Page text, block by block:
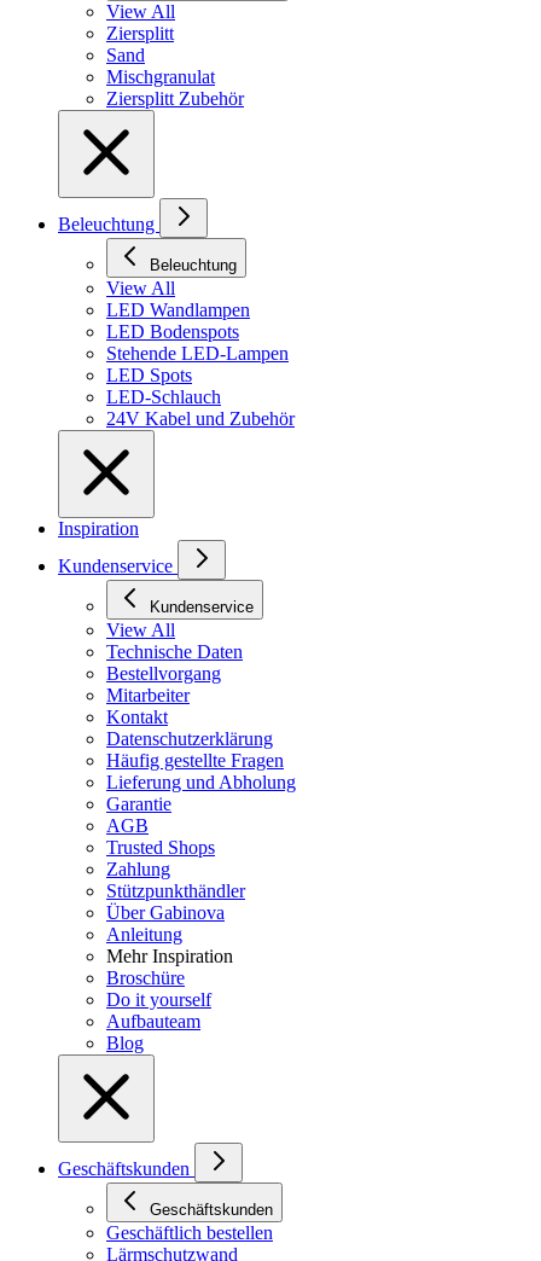
View All
Ziersplitt
Sand
Mischgranulat
Ziersplitt Zubehör
Beleuchtung
Beleuchtung
View All
LED Wandlampen
LED Bodenspots
Stehende LED-Lampen
LED Spots
LED-Schlauch
24V Kabel und Zubehör
Inspiration
Kundenservice
Kundenservice
View All
Technische Daten
Bestellvorgang
Mitarbeiter
Kontakt
Datenschutzerklärung
Häufig gestellte Fragen
Lieferung und Abholung
Garantie
AGB
Trusted Shops
Zahlung
Stützpunkthändler
Über Gabinova
Anleitung
Mehr Inspiration
Broschüre
Do it yourself
Aufbauteam
Blog
Geschäftskunden
Geschäftskunden
Geschäftlich bestellen
Lärmschutzwand